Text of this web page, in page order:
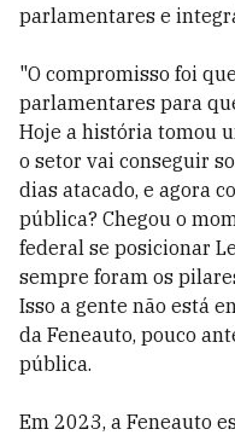
parlamentares e
"O compromisso foi
parlamentares para
Hoje a história tomou
o setor vai conseguir
dias atacado, e agora
pública? Chegou o
federal se posicionar
sempre foram os
Isso a gente não está
da Feneauto, pouco
pública.
Em 2023, a Feneauto